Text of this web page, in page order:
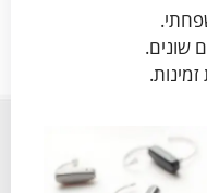
שונים.